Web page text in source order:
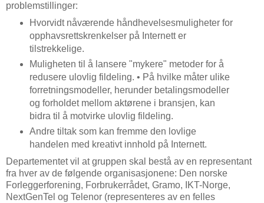
problemstillinger:
Hvorvidt nåværende håndhevelsesmuligheter for
opphavsrettskrenkelser på Internett er
tilstrekkelige.
Muligheten til å lansere "mykere" metoder for å
redusere ulovlig fildeling. • På hvilke måter ulike
forretningsmodeller, herunder betalingsmodeller
og forholdet mellom aktørene i bransjen, kan
bidra til å motvirke ulovlig fildeling.
Andre tiltak som kan fremme den lovlige
handelen med kreativt innhold på Internett.
Departementet vil at gruppen skal bestå av en representant
fra hver av de følgende organisasjonene: Den norske
Forleggerforening, Forbrukerrådet, Gramo, IKT-Norge,
NextGenTel og Telenor (representeres av en felles